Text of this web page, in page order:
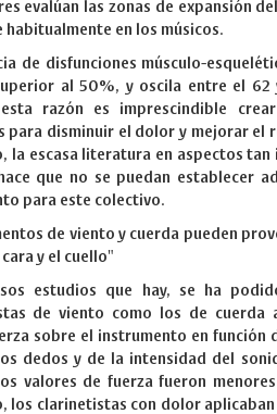
evalúan las zonas de expansión
habitualmente en los músicos.
de disfunciones músculo-
al 50%, y oscila entre el 62
razón es imprescindible
para disminuir el dolor y mejorar el
la escasa literatura en aspectos
que no se puedan establecer
para este colectivo.
de viento y cuerda pueden
y el cuello"
estudios que hay, se ha
de viento como los de cuerda
sobre el instrumento en función
dedos y de la intensidad del
valores de fuerza fueron
los clarinetistas con dolor